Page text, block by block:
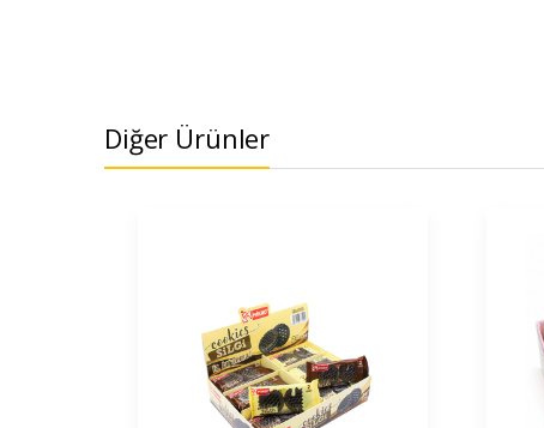
Diğer Ürünler